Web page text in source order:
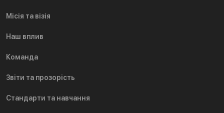
Місія та візія
Наш вплив
Команда
Звіти та прозорість
Стандарти та навчання